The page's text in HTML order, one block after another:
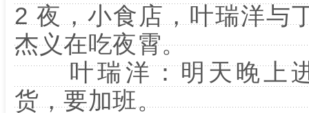
2 夜，小食店，叶瑞洋与
杰义在吃夜霄。
叶瑞洋：明天晚上
货，要加班。